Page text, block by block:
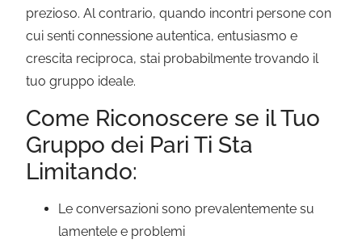
prezioso. Al contrario, quando incontri persone con
cui senti connessione autentica, entusiasmo e
crescita reciproca, stai probabilmente trovando il
tuo gruppo ideale.
Come Riconoscere se il Tuo
Gruppo dei Pari Ti Sta
Limitando:
Le conversazioni sono prevalentemente su
lamentele e problemi